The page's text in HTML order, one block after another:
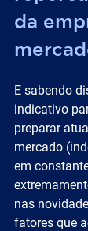
da
E sabendo
indicativo
preparar
mercado
em
nas
fatores que